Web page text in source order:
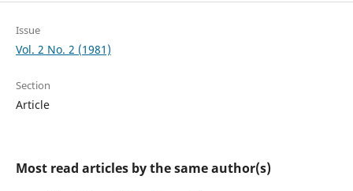
Issue
Vol. 2 No. 2 (1981)
Section
Article
Most read articles by the same author(s)